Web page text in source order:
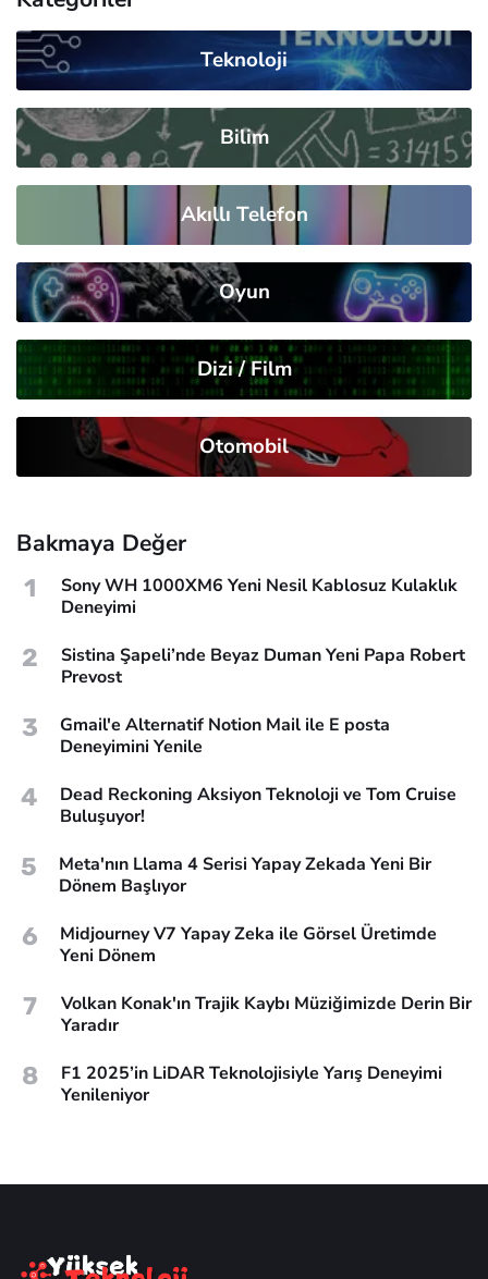
Teknoloji
Bilim
Akıllı Telefon
Oyun
Dizi / Film
Otomobil
Bakmaya Değer
1
Sony WH 1000XM6 Yeni Nesil Kablosuz Kulaklık
Deneyimi
2
Sistina Şapeli’nde Beyaz Duman Yeni Papa Robert
Prevost
3
Gmail'e Alternatif Notion Mail ile E posta
Deneyimini Yenile
4
Dead Reckoning Aksiyon Teknoloji ve Tom Cruise
Buluşuyor!
5
Meta'nın Llama 4 Serisi Yapay Zekada Yeni Bir
Dönem Başlıyor
6
Midjourney V7 Yapay Zeka ile Görsel Üretimde
Yeni Dönem
7
Volkan Konak'ın Trajik Kaybı Müziğimizde Derin Bir
Yaradır
8
F1 2025’in LiDAR Teknolojisiyle Yarış Deneyimi
Yenileniyor